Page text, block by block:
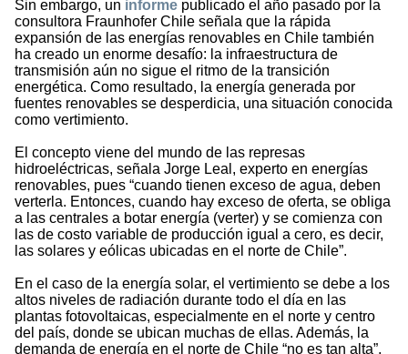
Sin embargo, un informe publicado el año pasado por la
consultora Fraunhofer Chile señala que la rápida
expansión de las energías renovables en Chile también
ha creado un enorme desafío: la infraestructura de
transmisión aún no sigue el ritmo de la transición
energética. Como resultado, la energía generada por
fuentes renovables se desperdicia, una situación conocida
como vertimiento.
El concepto viene del mundo de las represas
hidroeléctricas, señala Jorge Leal, experto en energías
renovables, pues “cuando tienen exceso de agua, deben
verterla. Entonces, cuando hay exceso de oferta, se obliga
a las centrales a botar energía (verter) y se comienza con
las de costo variable de producción igual a cero, es decir,
las solares y eólicas ubicadas en el norte de Chile”.
En el caso de la energía solar, el vertimiento se debe a los
altos niveles de radiación durante todo el día en las
plantas fotovoltaicas, especialmente en el norte y centro
del país, donde se ubican muchas de ellas. Además, la
demanda de energía en el norte de Chile “no es tan alta”,